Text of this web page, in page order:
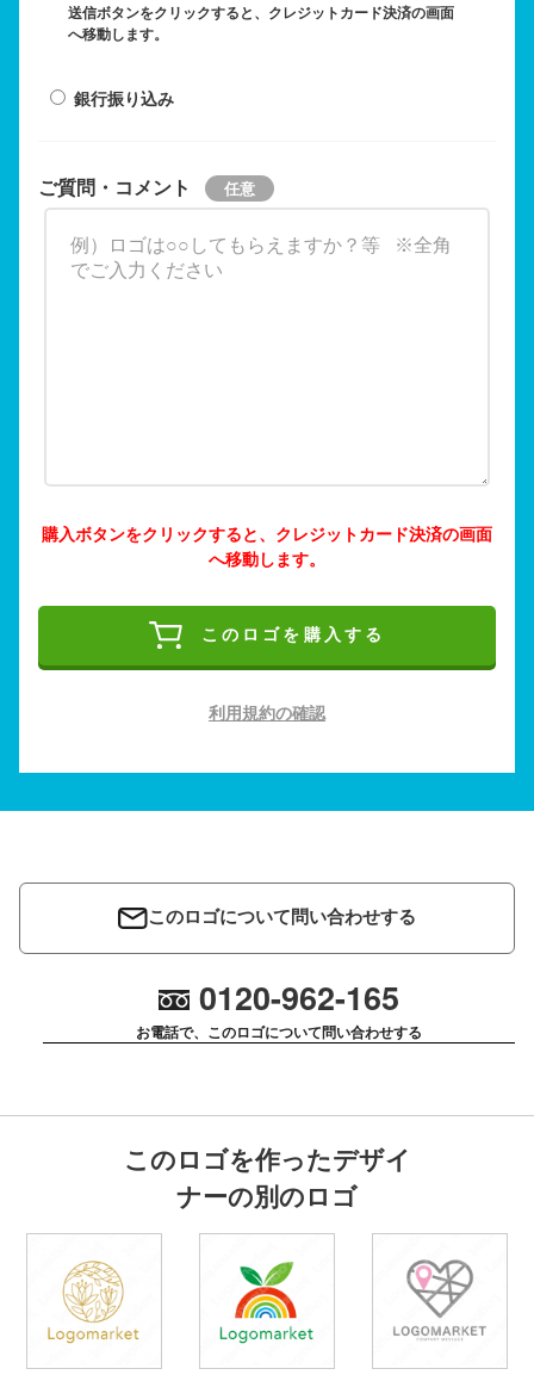
送信ボタンをクリックすると、クレジットカード決済の画面
へ移動します。
銀行振り込み
ご質問・コメント
購入ボタンをクリックすると、クレジットカード決済の画面
へ移動します。
このロゴを購入する
利用規約の確認
このロゴについて問い合わせする
0120-962-165
お電話で、このロゴについて問い合わせする
このロゴを作ったデザイ
ナーの別のロゴ